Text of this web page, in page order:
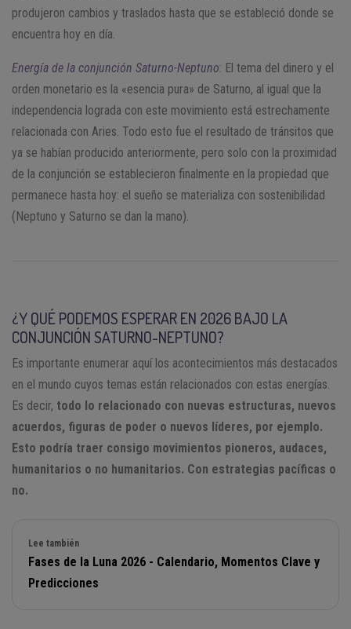
produjeron cambios y traslados hasta que se estableció donde se
encuentra hoy en día.
Energía de la conjunción Saturno-Neptuno: El tema del dinero y el
orden monetario es la «esencia pura» de Saturno, al igual que la
independencia lograda con este movimiento está estrechamente
relacionada con Aries. Todo esto fue el resultado de tránsitos que
ya se habían producido anteriormente, pero solo con la proximidad
de la conjunción se establecieron finalmente en la propiedad que
permanece hasta hoy: el sueño se materializa con sostenibilidad
(Neptuno y Saturno se dan la mano).
¿Y QUÉ PODEMOS ESPERAR EN 2026 BAJO LA
CONJUNCIÓN SATURNO-NEPTUNO?
Es importante enumerar aquí los acontecimientos más destacados
en el mundo cuyos temas están relacionados con estas energías.
Es decir, todo lo relacionado con nuevas estructuras, nuevos
acuerdos, figuras de poder o nuevos líderes, por ejemplo.
Esto podría traer consigo movimientos pioneros, audaces,
humanitarios o no humanitarios. Con estrategias pacíficas o
no.
Lee también
Fases de la Luna 2026 - Calendario, Momentos Clave y
Predicciones